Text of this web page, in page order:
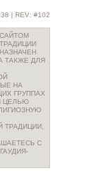
| REV: #102
САЙТОМ
ТАКЖЕ ДЛЯ
НА
ГРУППАХ
ЦЕЛЬЮ
ТРАДИЦИИ,
С